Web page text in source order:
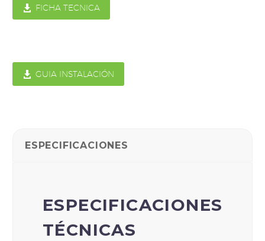
 FICHA TECNICA
 GUIA INSTALACIÓN
ESPECIFICACIONES
ESPECIFICACIONES
TÉCNICAS
intereses y
comportamiento